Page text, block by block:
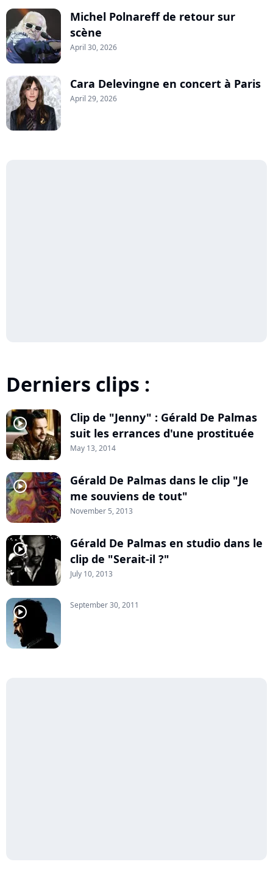
Michel Polnareff de retour sur
scène
April 30, 2026
Cara Delevingne en concert à Paris
April 29, 2026
Derniers clips :
player2
Clip de "Jenny" : Gérald De Palmas
suit les errances d'une prostituée
May 13, 2014
player2
Gérald De Palmas dans le clip "Je
me souviens de tout"
November 5, 2013
player2
Gérald De Palmas en studio dans le
clip de "Serait-il ?"
July 10, 2013
player2 September 30, 2011